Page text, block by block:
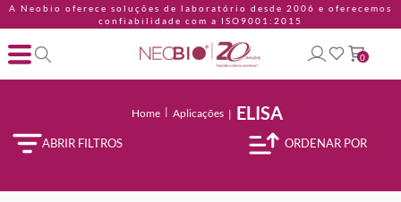
A Neobio oferece soluções de laboratório desde 2006 e oferecemos
confiabilidade com a ISO9001:2015
0
Home Aplicações ELISA
ABRIR FILTROS